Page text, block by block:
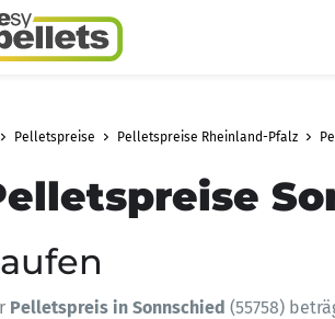
Pelletspreise Pelletspreise Rheinland-Pfalz
Pelletspreis in Sonnschied (55758)